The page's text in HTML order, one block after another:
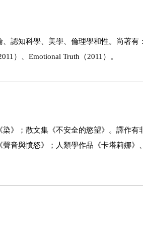
認知科學、美學、倫理學和性。尚著有
）、Emotional Truth（2011）。
》；散文集《不安全的慾望》。譯作有
音與憤怒》；人類學作品《卡塔莉娜》